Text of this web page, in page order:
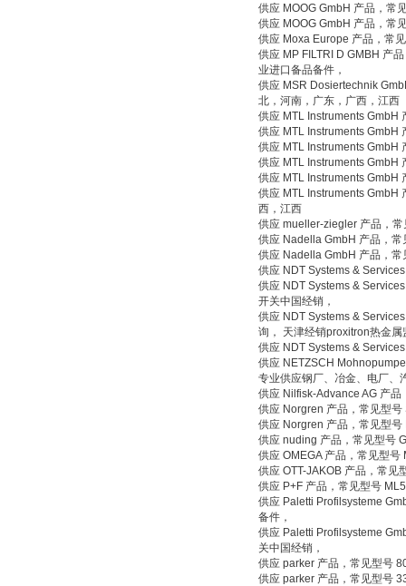
供应 MOOG GmbH 产品，常
供应 MOOG GmbH 产品，常
供应 Moxa Europe 产品，常
供应 MP FILTRI D GMBH 产
业进口备品备件，
供应 MSR Dosiertechnik
北，河南，广东，广西，江西
供应 MTL Instruments GmbH
供应 MTL Instruments GmbH
供应 MTL Instruments GmbH
供应 MTL Instruments GmbH
供应 MTL Instruments GmbH
供应 MTL Instruments GmbH
西，江西
供应 mueller-ziegler 产品，
供应 Nadella GmbH 产品，
供应 Nadella GmbH 产品，
供应 NDT Systems &
供应 NDT Systems &
开关中国经销，
供应 NDT Systems &
询， 天津经销proxitron热金属
供应 NDT Systems &
供应 NETZSCH
专业供应钢厂、冶金、电厂、
供应 Nilfisk-Advance AG 产
供应 Norgren 产品，常见型
供应 Norgren 产品，常见型
供应 nuding 产品，常见型号
供应 OMEGA 产品，常见型
供应 OTT-JAKOB 产品，常
供应 P+F 产品，常见型号
供应 Paletti Profilsysteme
备件，
供应 Paletti Profilsysteme
关中国经销，
供应 parker 产品，常见型号
供应 parker 产品，常见型号